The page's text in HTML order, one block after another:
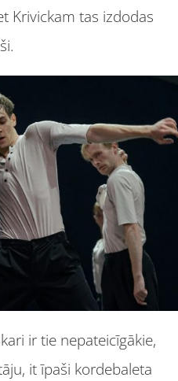
Krivickam tas izdodas
ir tie nepateicīgākie,
it īpaši kordebaleta